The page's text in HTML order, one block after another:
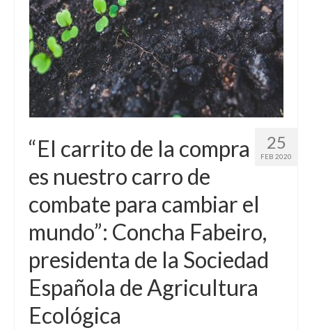
Sobre mí
Contacto
25
FEB 2020
“El carrito de la compra
es nuestro carro de
combate para cambiar el
mundo”: Concha Fabeiro,
presidenta de la Sociedad
Española de Agricultura
Ecológica